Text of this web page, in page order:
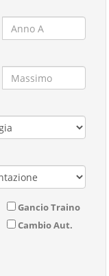
Gancio Traino
Cambio Aut.